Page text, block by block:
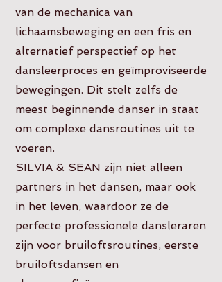
van de mechanica van
lichaamsbeweging en een fris en
alternatief perspectief op het
dansleerproces en geïmproviseerde
bewegingen. Dit stelt zelfs de
meest beginnende danser in staat
om complexe dansroutines uit te
voeren.
SILVIA & SEAN zijn niet alleen
partners in het dansen, maar ook
in het leven, waardoor ze de
perfecte professionele dansleraren
zijn voor bruiloftsroutines, eerste
bruiloftsdansen en